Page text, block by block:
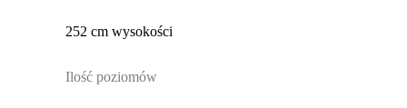
252 cm wysokości
Ilość poziomów